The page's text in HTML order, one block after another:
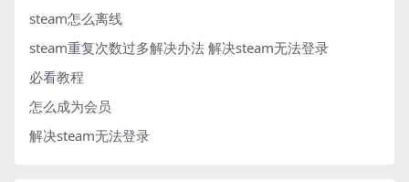
steam怎么离线
steam重复次数过多解决办法 解决steam无法登录
必看教程
怎么成为会员
解决steam无法登录